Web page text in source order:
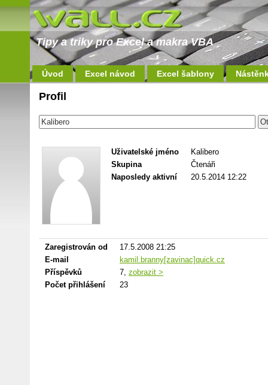
Tipy a triky pro Excel a makra VBA
Úvod Excel návod Excel šablony
Profil
Uživatelské jméno
Kalibero
Skupina
Čtenáři
Naposledy aktivní
20.5.2014 12:22
Zaregistrován od
17.5.2008 21:25
E-mail
kamil.branny[zavinac]quick.cz
Příspěvků
7, zobrazit >
Počet přihlášení
23